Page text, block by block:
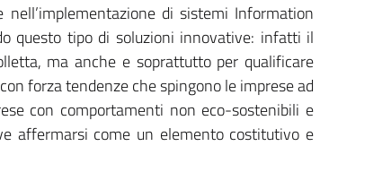
di sistemi Information
questo tipo di soluzioni innovative: infatti il
ma anche e soprattutto per qualificare
forza tendenze che spingono le imprese ad
con comportamenti non eco-sostenibili e
affermarsi come un elemento costitutivo e